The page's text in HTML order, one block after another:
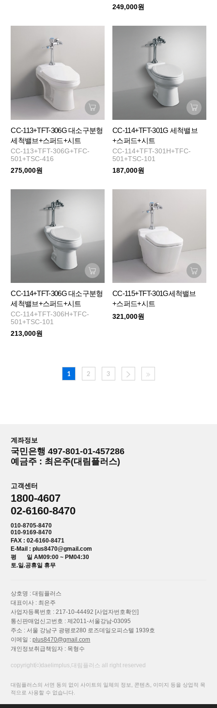
249,000원
CC-113+TFT-306G 대소구분형
세척밸브+스퍼드+시트
CC-113+TFT-306G+TFC-
501+TSC-416
275,000원
CC-114+TFT-301G 세척밸브
+스퍼드+시트
CC-114+TFT-301H+TFC-
501+TSC-101
187,000원
CC-114+TFT-306G 대소구분형
세척밸브+스퍼드+시트
CC-114+TFT-306H+TFC-
501+TSC-101
213,000원
CC-115+TFT-301G세척밸브
+스퍼드+시트
321,000원
1 2 3
계좌정보
국민은행 497-801-01-457286
예금주 : 최은주(대림플러스)
고객센터
1800-4607
02-6160-8470
010-8705-8470
010-9169-8470
FAX : 02-6160-8471
E-Mail : plus8470@gmail.com
평 일 AM09:00 ~ PM04:30
토.일.공휴일 휴무
상호명 : 대림플러스
대표이사 : 최은주
사업자등록번호 : 217-10-44492 [사업자번호확인]
통신판매업신고번호 : 제2011-서울강남-03095
주소 : 서울 강남구 광평로280 로즈데일오피스텔 1939호
이메일 :plus8470@gmail.com
개인정보취급책임자 : 목형수
copyright⒞daelimplus,대림플러스 all right reserved
대림플러스의 서면 동의 없이 사이트의 일체의 정보, 콘텐츠, 이미지 등을 상업적 목
적으로 사용할 수 없습니다.